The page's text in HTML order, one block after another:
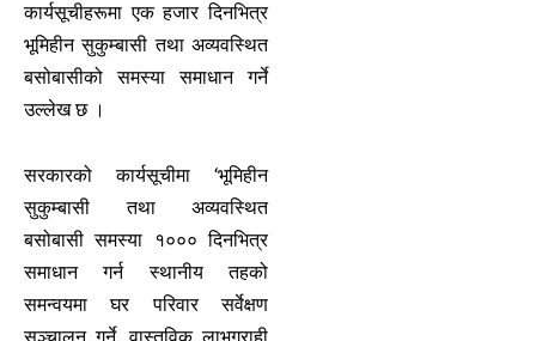
कार्यसूचीहरूमा एक हजार दिनभित्र
भूमिहीन सुकुम्बासी तथा अव्यवस्थित
बसोबासीको समस्या समाधान गर्ने
उल्लेख छ ।
सरकारको कार्यसूचीमा ‘भूमिहीन
सुकुम्बासी तथा अव्यवस्थित
बसोबासी समस्या १००० दिनभित्र
समाधान गर्न स्थानीय तहको
समन्वयमा घर परिवार सर्वेक्षण